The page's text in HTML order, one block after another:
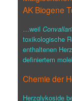
AK Biogene
…weil
toxikologische
enthaltenen
definiertem
Chemie der
Herzglykoside